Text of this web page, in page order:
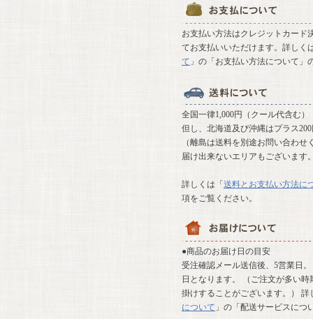
お支払い方法はクレジットカード
てお支払いいただけます。詳しく
て 」の「お支払い方法について」
全国一律1,000円（クール代含む）
但し、北海道及び沖縄はプラス
（離島は送料を別途お問い合わ
届け出来ないエリアもございます
詳しくは「 送料とお支払い方法に
項をご覧ください。
●商品のお届け日の目安
受注確認メール送信後、5営業日
日となります。 （ご注文が多い
掛けすることがございます。） 詳
について 」の「配送サービスにつ